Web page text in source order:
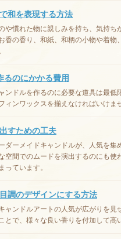
和を表現する方法
や慣れた物に親しみを持ち、気持
香の香り、和紙、和柄の小物や着
るのにかかる費用
ンドルを作るのに必要な道具は最低
ィンワックスを揃えなければいけま
すための工夫
ダーメイドキャンドルが、人気を集
空間でのムードを演出するのにも使
っています。
調のデザインにする方法
ャンドルアートの人気が広がりを見
とで、様々な良い香りを付加して高